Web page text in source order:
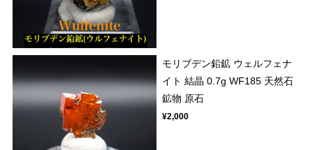
モリブデン鉛鉱 ウェルフェナ
イト 結晶 0.7g WF185 天然石
鉱物 原石
¥2,000